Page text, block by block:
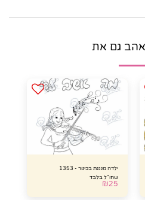
גם את
ילדה מנגנת בכינור - 1353
שחו"ל בלבד
₪25